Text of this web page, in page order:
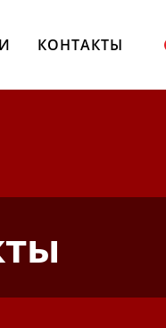
КОНТАКТЫ